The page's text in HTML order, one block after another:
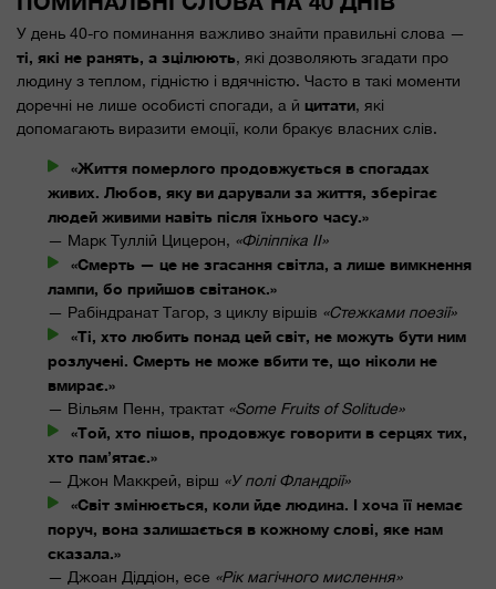
У день 40-го поминання важливо знайти правильні слова —
ті, які не ранять, а зцілюють, які дозволяють згадати про
людину з теплом, гідністю і вдячністю. Часто в такі моменти
доречні не лише особисті спогади, а й цитати, які
допомагають виразити емоції, коли бракує власних слів.
«Життя померлого продовжується в спогадах
живих. Любов, яку ви дарували за життя, зберігає
людей живими навіть після їхнього часу.»
— Марк Туллій Цицерон, «Філіппіка II»
«Смерть — це не згасання світла, а лише вимкнення
лампи, бо прийшов світанок.»
— Рабіндранат Тагор, з циклу віршів «Стежками поезії»
«Ті, хто любить понад цей світ, не можуть бути ним
розлучені. Смерть не може вбити те, що ніколи не
вмирає.»
— Вільям Пенн, трактат «Some Fruits of Solitude»
«Той, хто пішов, продовжує говорити в серцях тих,
хто пам’ятає.»
— Джон Маккрей, вірш «У полі Фландрії»
«Світ змінюється, коли йде людина. І хоча її немає
поруч, вона залишається в кожному слові, яке нам
сказала.»
— Джоан Діддіон, есе «Рік магічного мислення»